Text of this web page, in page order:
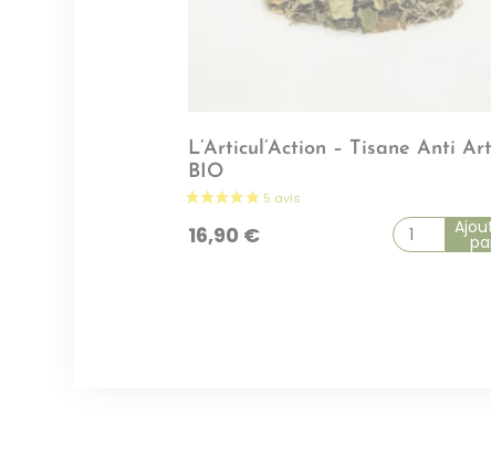
L’Articul’Action – Tisane Anti
BIO
16,90 €